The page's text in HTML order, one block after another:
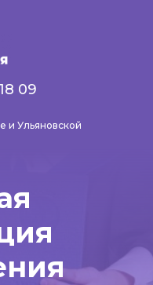
и Ульяновской
09